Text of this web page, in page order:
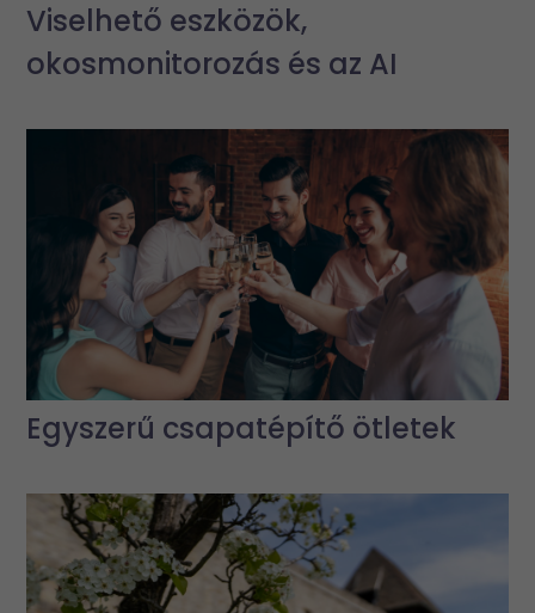
Viselhető eszközök,
okosmonitorozás és az AI
Egyszerű csapatépítő ötletek